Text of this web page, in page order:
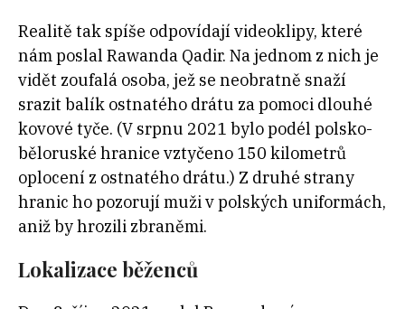
Realitě tak spíše odpovídají videoklipy, které
nám poslal Rawanda Qadir. Na jednom z nich je
vidět zoufalá osoba, jež se neobratně snaží
srazit balík ostnatého drátu za pomoci dlouhé
kovové tyče. (V srpnu 2021 bylo podél polsko-
běloruské hranice vztyčeno 150 kilometrů
oplocení z ostnatého drátu.) Z druhé strany
hranic ho pozorují muži v polských uniformách,
aniž by hrozili zbraněmi.
Lokalizace běženců